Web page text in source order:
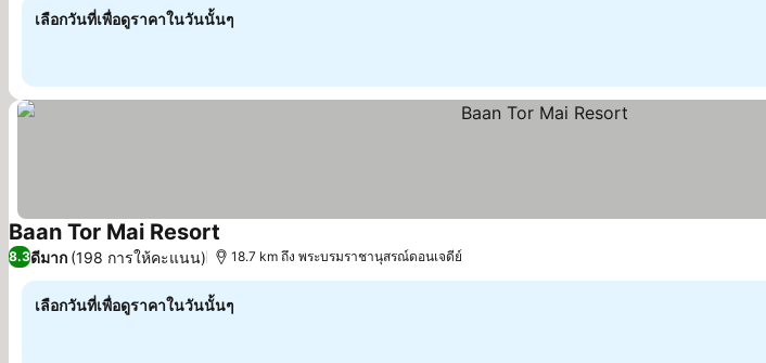
เลือกวันที่เพื่อดูราคาในวันนั้นๆ
Baan Tor Mai Resortดูราคา
8.3ดีมาก (198 การให้คะแนน) 18.7 km ถึง พระบรมราชานุสรณ์ดอนเจดีย์
เลือกวันที่เพื่อดูราคาในวันนั้นๆ